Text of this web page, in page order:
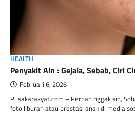
HEALTH
Penyakit Ain : Gejala, Sebab, Ciri
Februari 6, 2026
Pusakarakyat.com – Pernah nggak sih,
foto liburan atau prestasi anak di media